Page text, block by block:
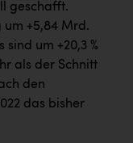
geschafft.
um +5,84 Mrd.
sind um +20,3 %
als der Schnitt
den
das bisher